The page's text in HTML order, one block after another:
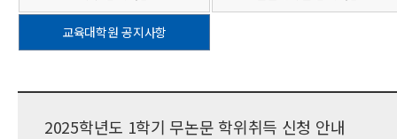
교육대학원 공지사항
2025학년도 1학기 무논문 학위취득 신청 안내